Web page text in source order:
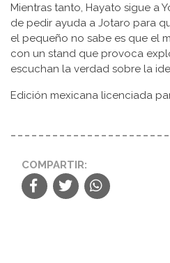
Mientras tanto, Hayato sigue a
de pedir ayuda a Jotaro para
el pequeño no sabe es que el
con un stand que provoca
escuchan la verdad sobre la
Edición mexicana licenciada
COMPARTIR: